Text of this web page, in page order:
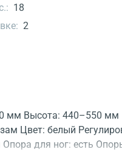
18
2
мм Высота: 440–550 мм
Цвет: белый
для ног: есть